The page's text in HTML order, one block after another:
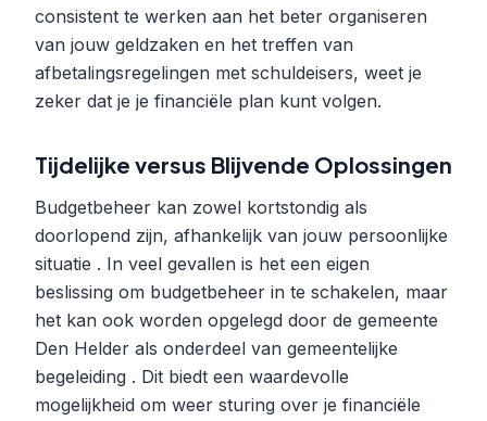
consistent te werken aan het beter organiseren
van jouw geldzaken en het treffen van
afbetalingsregelingen met schuldeisers, weet je
zeker dat je je financiële plan kunt volgen.
Tijdelijke versus Blijvende Oplossingen
Budgetbeheer kan zowel kortstondig als
doorlopend zijn, afhankelijk van jouw persoonlijke
situatie . In veel gevallen is het een eigen
beslissing om budgetbeheer in te schakelen, maar
het kan ook worden opgelegd door de gemeente
Den Helder als onderdeel van gemeentelijke
begeleiding . Dit biedt een waardevolle
mogelijkheid om weer sturing over je financiële